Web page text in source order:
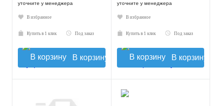
уточните у менеджера
В избранное
Купить в 1 клик Под заказ
В корзину
уточните у менеджера
В избранное
Купить в 1 клик Под заказ
В корзину